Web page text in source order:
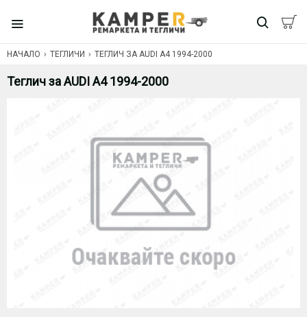
НАЧАЛО ТЕГЛИЧИ ТЕГЛИЧ ЗА AUDI A4 1994-2000
Теглич за AUDI A4 1994-2000